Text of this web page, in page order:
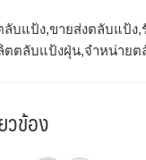
ลับแป้ง,ขายส่งตลับแป้
ตตลับแป้งฝุ่น,จำหน่าย
วข้อง